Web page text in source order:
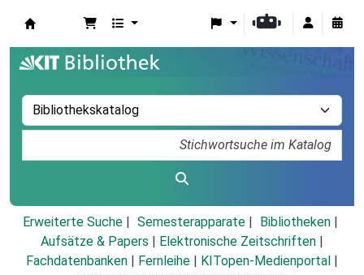
Erweiterte Suche Semesterapparate
Bibliotheken
Aufsätze & Papers
Elektronische Zeitschriften
Fachdatenbanken
Fernleihe KITopen-Medienportal